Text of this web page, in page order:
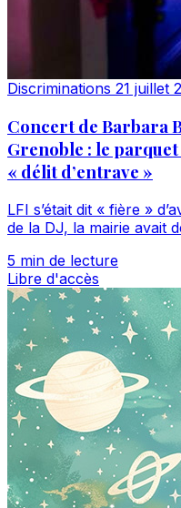
Discriminations 21 juillet
Concert de Barbara
Grenoble : le
« délit d’entrave »
LFI s’était dit « fière »
de la DJ, la mairie avait
5 min de lecture
Libre d'accès